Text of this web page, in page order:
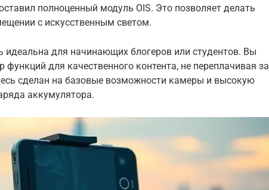
полноценный модуль OIS. Это позволяет делать
с искусственным светом.
идеальна для начинающих блогеров или студентов. Вы
функций для качественного контента, не переплачивая за
сделан на базовые возможности камеры и высокую
аккумулятора.